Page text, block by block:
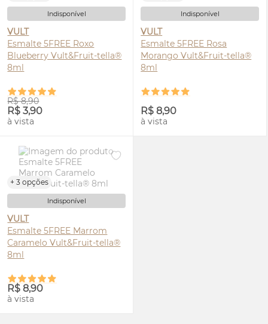
Indisponível
VULT
Esmalte 5FREE Roxo
Blueberry Vult&Fruit-tella®
8ml
R$ 8,90
R$ 3,90
à vista
Indisponível
VULT
Esmalte 5FREE Rosa
Morango Vult&Fruit-tella®
8ml
R$ 8,90
à vista
+ 3 opções
Indisponível
VULT
Esmalte 5FREE Marrom
Caramelo Vult&Fruit-tella®
8ml
R$ 8,90
à vista